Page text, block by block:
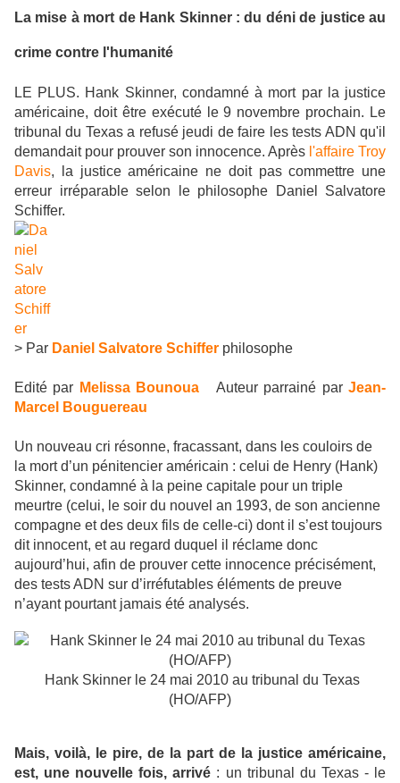
La mise à mort de Hank Skinner : du déni de justice au
crime contre l'humanité
LE PLUS. Hank Skinner, condamné à mort par la justice
américaine, doit être exécuté le 9 novembre prochain. Le
tribunal du Texas a refusé jeudi de faire les tests ADN qu'il
demandait pour prouver son innocence. Après l'affaire Troy
Davis, la justice américaine ne doit pas commettre une
erreur irréparable selon le philosophe Daniel Salvatore
Schiffer.
> Par Daniel Salvatore Schiffer philosophe
Edité par Melissa Bounoua Auteur parrainé parJean-
Marcel Bouguereau
Un nouveau cri résonne, fracassant, dans les couloirs de
la mort d’un pénitencier américain : celui de Henry (Hank)
Skinner, condamné à la peine capitale pour un triple
meurtre (celui, le soir du nouvel an 1993, de son ancienne
compagne et des deux fils de celle-ci) dont il s’est toujours
dit innocent, et au regard duquel il réclame donc
aujourd’hui, afin de prouver cette innocence précisément,
des tests ADN sur d’irréfutables éléments de preuve
n’ayant pourtant jamais été analysés.
Hank Skinner le 24 mai 2010 au tribunal du Texas
(HO/AFP)
Mais, voilà, le pire, de la part de la justice américaine,
est, une nouvelle fois, arrivé : un tribunal du Texas - le